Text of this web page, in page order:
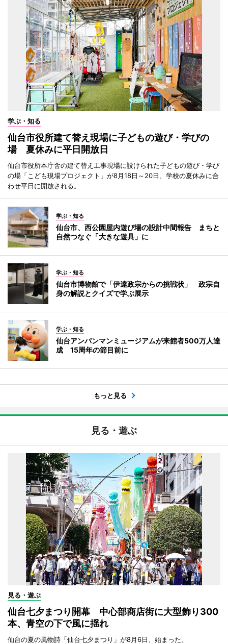
学ぶ・知る
仙台市役所建て替え現場に子どもの遊び・学びの
場 夏休みに平日開放日
仙台市役所本庁舎の建て替え工事現場に設けられた子どもの遊び・学び
の場「こども現場プロジェクト」が8月18日～20日、学校の夏休みに合
わせ平日に開放される。
学ぶ・知る
仙台市、西公園屋内遊び場の設計中間報告 まちと
自然つなぐ「大きな遊具」に
学ぶ・知る
仙台市博物館で「伊達政宗からの挑戦状」 政宗自
身の解説とクイズで学ぶ展示
学ぶ・知る
仙台アンパンマンミュージアムが来館者500万人達
成 15周年の節目前に
もっと見る
見る・遊ぶ
見る・遊ぶ
仙台七夕まつり開幕 中心部商店街に大型飾り300
本、青空の下で風に揺れ
仙台の夏の風物詩「仙台七夕まつり」が8月6日、始まった。